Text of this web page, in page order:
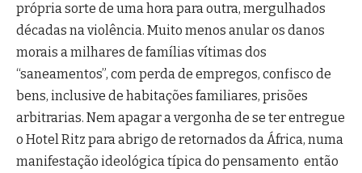
própria sorte de uma hora para outra, mergulhados
décadas na violência. Muito menos anular os danos
morais a milhares de famílias vítimas dos
“saneamentos”, com perda de empregos, confisco de
bens, inclusive de habitações familiares, prisões
arbitrarias. Nem apagar a vergonha de se ter entregue
o Hotel Ritz para abrigo de retornados da África, numa
manifestação ideológica típica do pensamento então